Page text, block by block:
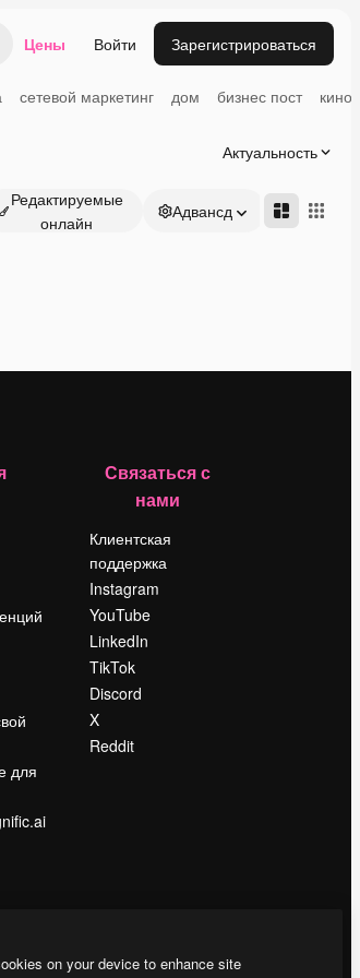
изображению
Цены Войти Зарегистрироваться
сетевой маркетинг дом бизнес пост кино
Актуальность
Редактируемые
онлайн
Адвансд
для
Связаться с
нами
Клиентская
поддержка
Instagram
YouTube
LinkedIn
TikTok
Discord
X
Reddit
on your device to enhance site